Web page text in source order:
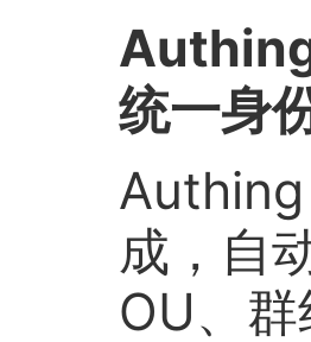
统一身
Authing
成，自
OU、